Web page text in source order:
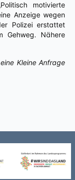
motivierte
Anzeige wegen
Polizei erstattet
Gehweg. Nähere
Kleine Anfrage